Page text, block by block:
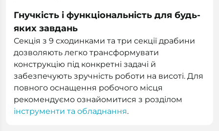
Гнучкість і функціональність для будь-
яких завдань
Секція з 9 сходинками та три секції драбини
дозволяють легко трансформувати
конструкцію під конкретні задачі й
забезпечують зручність роботи на висоті. Для
повного оснащення робочого місця
рекомендуємо ознайомитися з розділом
інструменти та обладнання.